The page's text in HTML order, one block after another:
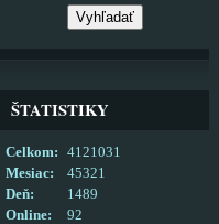
ŠTATISTIKY
Online: 92
Celkom:
4121031
Mesiac:
45321
Deň:
1489